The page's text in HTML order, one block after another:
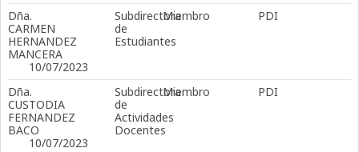
Dña.
CARMEN
HERNANDEZ
MANCERA
Subdirectora
de
Estudiantes
Miembro PDI
10/07/2023
Dña.
CUSTODIA
FERNANDEZ
BACO
Subdirectora
de
Actividades
Docentes
Miembro PDI
10/07/2023